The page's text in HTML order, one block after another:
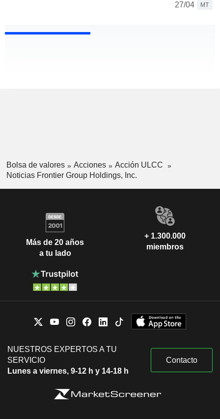
27/04
MT
Bolsa de valores Acciones
Acción ULCC
Noticias Frontier Group Holdings, Inc.
Más de 20 años
a tu lado
+ 1.300.000
miembros
NUESTROS EXPERTOS A TU
SERVICIO
Lunes a viernes, 9-12 h y 14-18 h
Contacto